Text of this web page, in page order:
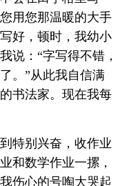
用您那温暖的大手
好，顿时，我幼小
说：“字写得不错，
。”从此我自信满
书法家。现在我每
特别兴奋，收作业
和数学作业一摞，
伤心的号啕大哭起